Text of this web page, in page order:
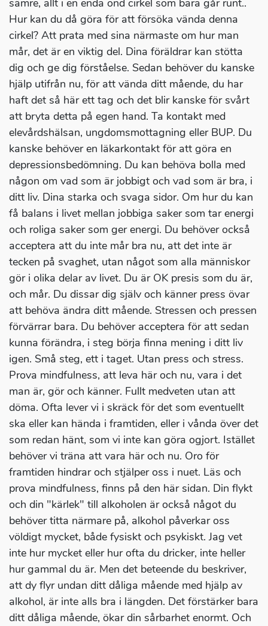
sämre, allt i en enda ond cirkel som bara går runt..
Hur kan du då göra för att försöka vända denna
cirkel? Att prata med sina närmaste om hur man
mår, det är en viktig del. Dina föräldrar kan stötta
dig och ge dig förståelse. Sedan behöver du kanske
hjälp utifrån nu, för att vända ditt mående, du har
haft det så här ett tag och det blir kanske för svårt
att bryta detta på egen hand. Ta kontakt med
elevårdshälsan, ungdomsmottagning eller BUP. Du
kanske behöver en läkarkontakt för att göra en
depressionsbedömning. Du kan behöva bolla med
någon om vad som är jobbigt och vad som är bra, i
ditt liv. Dina starka och svaga sidor. Om hur du kan
få balans i livet mellan jobbiga saker som tar energi
och roliga saker som ger energi. Du behöver också
acceptera att du inte mår bra nu, att det inte är
tecken på svaghet, utan något som alla människor
gör i olika delar av livet. Du är OK presis som du är,
och mår. Du dissar dig själv och känner press övar
att behöva ändra ditt mående. Stressen och pressen
förvärrar bara. Du behöver acceptera för att sedan
kunna förändra, i steg börja finna mening i ditt liv
igen. Små steg, ett i taget. Utan press och stress.
Prova mindfulness, att leva här och nu, vara i det
man är, gör och känner. Fullt medveten utan att
döma. Ofta lever vi i skräck för det som eventuellt
ska eller kan hända i framtiden, eller i vånda över det
som redan hänt, som vi inte kan göra ogjort. Istället
behöver vi träna att vara här och nu. Oro för
framtiden hindrar och stjälper oss i nuet. Läs och
prova mindfulness, finns på den här sidan. Din flykt
och din "kärlek" till alkoholen är också något du
behöver titta närmare på, alkohol påverkar oss
völdigt mycket, både fysiskt och psykiskt. Jag vet
inte hur mycket eller hur ofta du dricker, inte heller
hur gammal du är. Men det beteende du beskriver,
att dy flyr undan ditt dåliga mående med hjälp av
alkohol, är inte alls bra i längden. Det förstärker bara
ditt dåliga mående, ökar din sårbarhet enormt. Och